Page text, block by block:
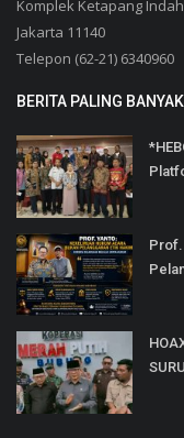
Komplek Ketapang
Jakarta 11140
Telepon (62-21) 6340960
BERITA PALING
Prof.